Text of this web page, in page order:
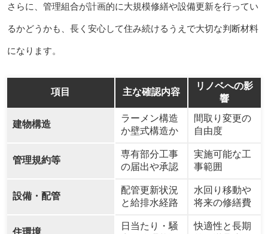
さらに、管理組合が計画的に大規模修繕や設備更新を行ってい
るかどうかも、長く安心して住み続けるうえで大切な判断材料
になります。
項目 主な確認内容
リノベへの影
響
建物構造
ラーメン構造
か壁式構造か
間取り変更の
自由度
管理規約等
専有部分工事
の届出や承認
実施可能な工
事範囲
設備・配管
配管更新状況
と給排水経路
水回り移動や
将来の修繕費
住環境
日当たり・騒
快適性と長期